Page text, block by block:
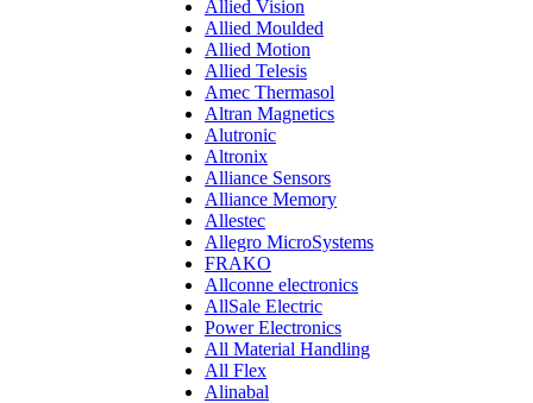
Allied Vision
Allied Moulded
Allied Motion
Allied Telesis
Amec Thermasol
Altran Magnetics
Alutronic
Altronix
Alliance Sensors
Alliance Memory
Allestec
Allegro MicroSystems
FRAKO
Allconne electronics
AllSale Electric
Power Electronics
All Material Handling
All Flex
Alinabal